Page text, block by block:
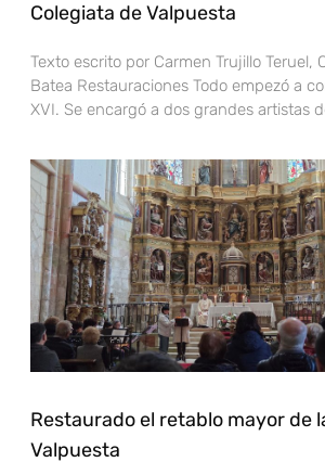
Colegiata de Valpuesta
Texto escrito por Carmen Trujillo Teruel,
Batea Restauraciones Todo empezó a
XVI. Se encargó a dos grandes artistas
Restaurado el retablo mayor de
Valpuesta